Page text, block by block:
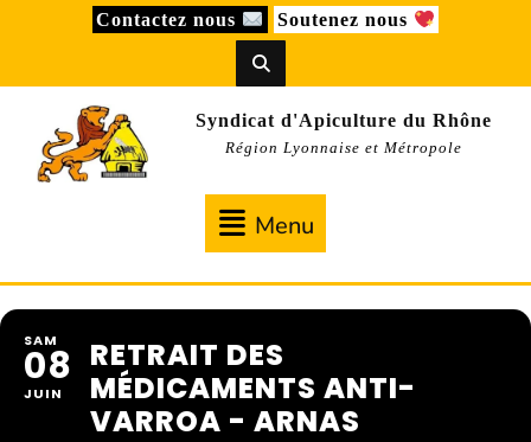
Contactez nous Soutenez nous
Syndicat d'Apiculture du Rhône
Région Lyonnaise et Métropole
Menu
SAM
08
JUIN
RETRAIT DES
MÉDICAMENTS ANTI-
VARROA - ARNAS